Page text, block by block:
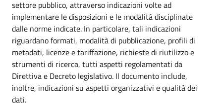
settore pubblico, attraverso indicazioni volte ad
implementare le disposizioni e le modalità disciplinate
dalle norme indicate. In particolare, tali indicazioni
riguardano formati, modalità di pubblicazione, profili di
metadati, licenze e tariffazione, richieste di riutilizzo e
strumenti di ricerca, tutti aspetti regolamentati da
Direttiva e Decreto legislativo. Il documento include,
inoltre, indicazioni su aspetti organizzativi e qualità dei
dati.